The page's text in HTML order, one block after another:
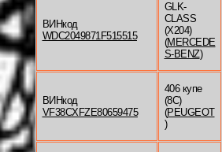
ВИНкод
WDC2049871F515515
GLK-
CLASS
(X204)
(MERCEDE
S-BENZ)
ВИНкод
VF38CXFZE80659475
406 купе
(8C)
(PEUGEOT
)